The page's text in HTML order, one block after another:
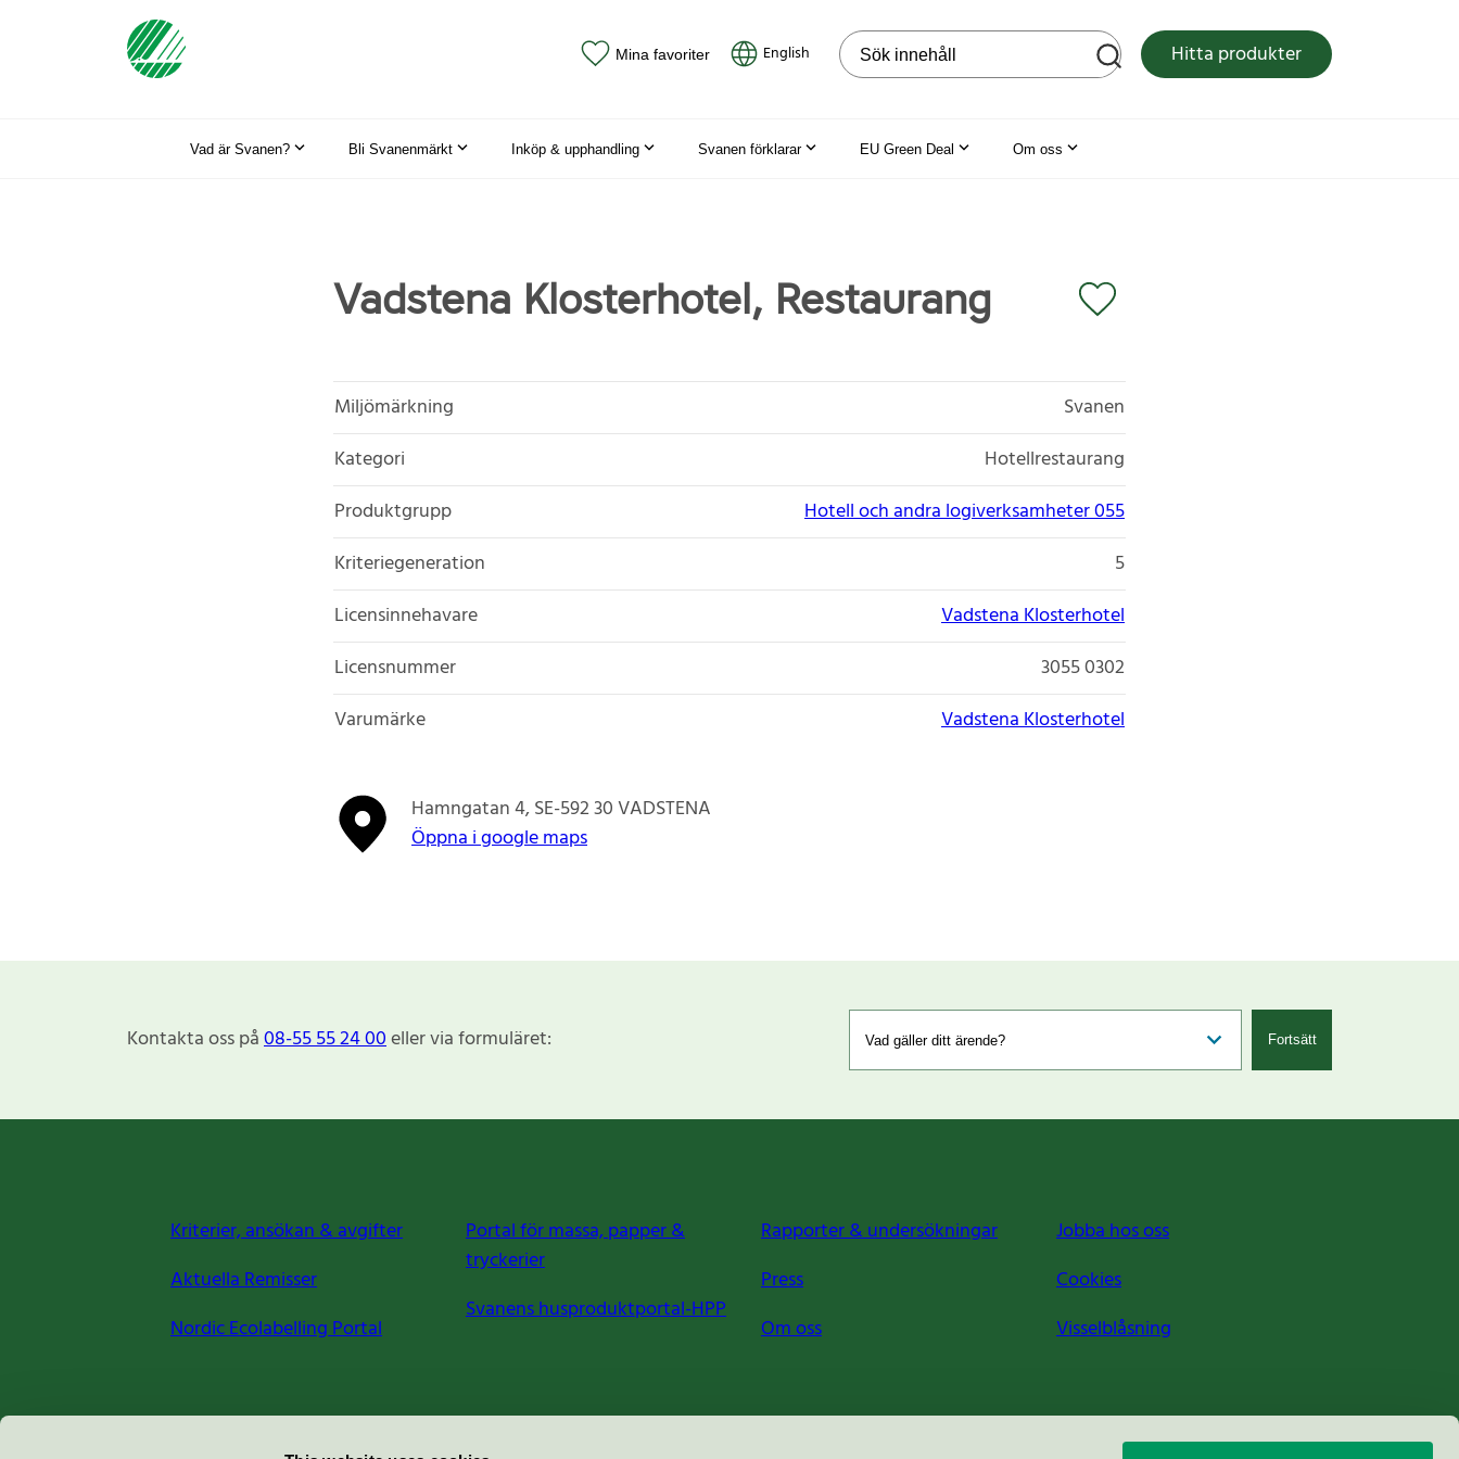
Mina favoriter English Sök på webbplatsen Hitta produkter
Vad är Svanen? Bli Svanenmärkt Inköp & upphandling Svanen förklarar EU Green Deal Om oss
Vadstena Klosterhotel, Restaurang
Miljömärkning
Svanen
Kategori
Hotellrestaurang
Produktgrupp
Hotell och andra logiverksamheter 055
Kriteriegeneration
5
Licensinnehavare
Vadstena Klosterhotel
Licensnummer
3055 0302
Varumärke
Vadstena Klosterhotel
Hamngatan 4 SE-592 30VADSTENA
Öppna i google maps
Kontakta oss på08-55 55 24 00eller via formuläret: Fortsätt
Kriterier, ansökan & avgifter
Aktuella Remisser
Nordic Ecolabelling Portal
Portal för massa, papper &
tryckerier
Svanens husproduktportal-HPP
Rapporter & undersökningar
Press
Om oss
Jobba hos oss
Cookies
Visselblåsning
Miljömärkning Sverige AB